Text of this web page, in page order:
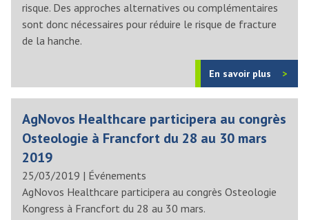
risque. Des approches alternatives ou complémentaires
sont donc nécessaires pour réduire le risque de fracture
de la hanche.
En savoir plus
AgNovos Healthcare participera au congrès
Osteologie à Francfort du 28 au 30 mars
2019
25/03/2019 | Événements
AgNovos Healthcare participera au congrès Osteologie
Kongress à Francfort du 28 au 30 mars.